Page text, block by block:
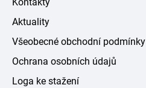
Kontakty
Aktuality
Všeobecné obchodní podmínky
Ochrana osobních údajů
Loga ke stažení